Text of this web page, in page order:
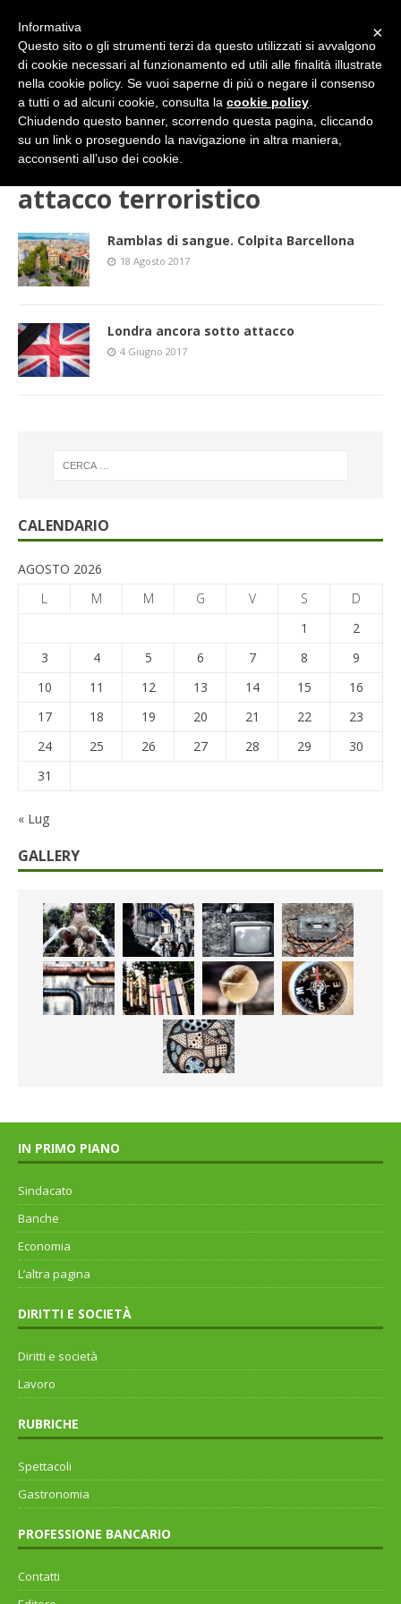
attacco terroristico
attacco terroristico
Ramblas di sangue. Colpita Barcellona
18 Agosto 2017
Londra ancora sotto attacco
4 Giugno 2017
CALENDARIO
AGOSTO 2026
L
M M G V S
D
1
2
3
4 5 6 7 8
9
10
11 12 13 14 15
16
17
18 19 20 21 22
23
24
25 26 27 28 29
30
31
« Lug
GALLERY
IN PRIMO PIANO
Sindacato
Banche
Economia
L’altra pagina
DIRITTI E SOCIETÀ
Diritti e società
Lavoro
RUBRICHE
Spettacoli
Gastronomia
PROFESSIONE BANCARIO
Contatti
×
Informativa
Questo sito o gli strumenti terzi da questo utilizzati si avvalgono
di cookie necessari al funzionamento ed utili alle finalità illustrate
nella cookie policy. Se vuoi saperne di più o negare il consenso
a tutti o ad alcuni cookie, consulta la cookie policy
Chiudendo questo banner, scorrendo questa pagina, cliccando
su un link o proseguendo la navigazione in altra maniera,
acconsenti all’uso dei cookie.